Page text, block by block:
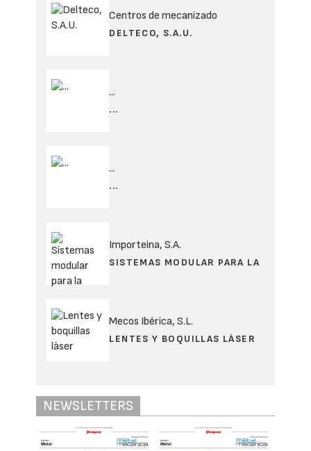
Centros de mecanizado
DELTECO, S.A.U.
...
...
...
...
Importeina, S.A.
SISTEMAS MODULAR PARA LA
Mecos Ibérica, S.L.
LENTES Y BOQUILLAS LÀSER
NEWSLETTERS